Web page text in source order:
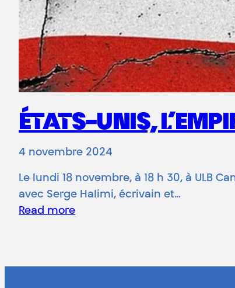
ÉTATS-UNIS,
4 novembre 2024
Le lundi 18 novembre, à 18 h 30, à ULB
avec Serge Halimi, écrivain et…
Read more